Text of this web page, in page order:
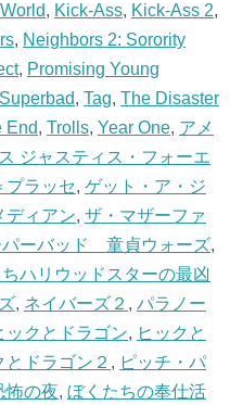
, Kick-Ass, Kick-Ass 2,
, Neighbors 2: Sorority
, Promising Young
Superbad, Tag, The Disaster
End, Trolls, Year One, アメ
ジャスティス・フォーエ
プラッセ, ゲット・ア・ジ
ディアン, ザ・マザーファ
パーバッド 童貞ウォーズ,
ハリウッドスターの最凶
, ネイバーズ２ , パラノー
ックとドラゴン, ヒックと
とドラゴン２ , ピッチ・パ
怖の夜, ぼくたちの奉仕活